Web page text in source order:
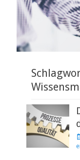
P
o